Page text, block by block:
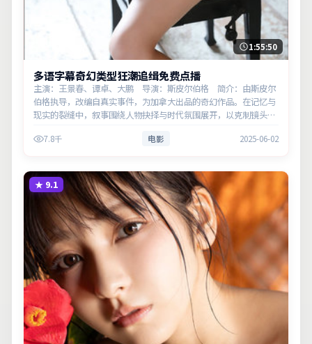
1:55:50
多语字幕奇幻类型狂潮追缉免费点播
主演：王景春、谭卓、大鹏 导演：斯皮尔伯格 简介：由斯皮尔
伯格执导，改编自真实事件，为加拿大出品的奇幻作品。在记忆与
现实的裂缝中，叙事围绕人物抉择与时代氛围展开，以克制镜头呈
义。7.8千 电影 2025-06-02
★ 9.1